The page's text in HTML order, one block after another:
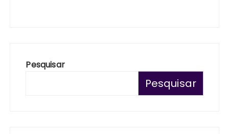
Pesquisar
Pesquisar